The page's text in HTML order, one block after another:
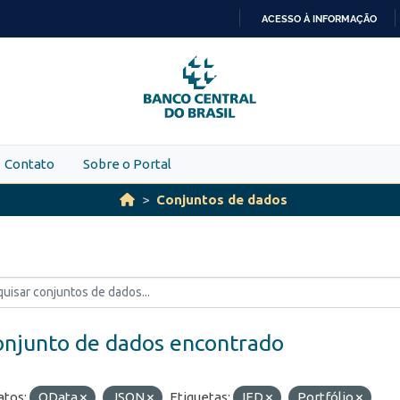
PARA
O
CONTEÚDO
ACESSO À INFORMAÇÃO
Contato Sobre o Portal
Conjuntos de dados
de dados encontrado
OData JSON Etiquetas: IED Portfólio